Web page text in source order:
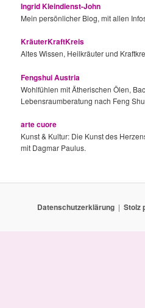
Ingrid Kleindienst-John
Mein persönlicher Blog, mit allen
KräuterKraftKreis
Altes Wissen, Heilkräuter und
Fengshui Austria
Wohlfühlen mit Ätherischen Ölen,
Lebensraumberatung nach Feng
arte cuore
Kunst & Kultur: Die Kunst des
mit Dagmar Paulus.
Datenschutzerklärung Stolz